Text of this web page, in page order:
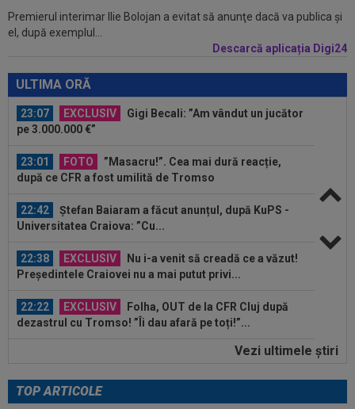
Premierul interimar Ilie Bolojan a evitat să anunţe dacă va publica şi
el, după exemplul...
Descarcă aplicația Digi24
ULTIMA ORĂ
23:13
Englezii au văzut CFR Cluj - Tromso 0-5 și s-au
speriat de ce s-a întâmplat!
Baciu: ”Cu asta, basta. Ar trebui să spun niște...
23:07 EXCLUSIV
Gigi Becali: ”Am vândut un jucător
pe 3.000.000 €”
23:01 FOTO
”Masacru!”. Cea mai dură reacție,
după ce CFR a fost umilită de Tromso
22:42
Ștefan Baiaram a făcut anunțul, după KuPS -
Universitatea Craiova: ”Cu...
22:38 EXCLUSIV
Nu i-a venit să creadă ce a văzut!
Președintele Craiovei nu a mai putut privi...
22:22 EXCLUSIV
Folha, OUT de la CFR Cluj după
dezastrul cu Tromso! ”Îi dau afară pe toți!”...
De neînțeles! Nicolae Dică nu s-a
23:13
Englezii au văzut CFR Cluj - Tromso 0-5 și s-au
Vezi ultimele ştiri
TOP ARTICOLE